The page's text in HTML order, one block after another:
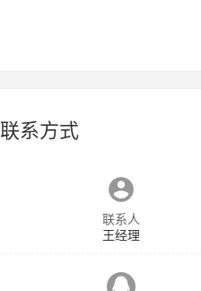
联系方式
联系人
王经理